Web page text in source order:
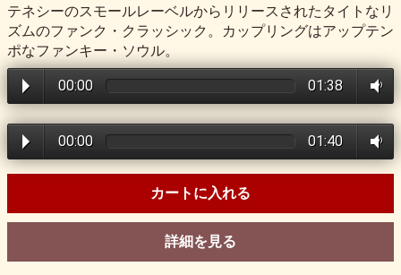
テネシーのスモールレーベルからリリースされたタイトなリ
ズムのファンク・クラッシック。カップリングはアップテン
ポなファンキー・ソウル。
00:00 01:38
00:00 01:40
カートに入れる
詳細を見る